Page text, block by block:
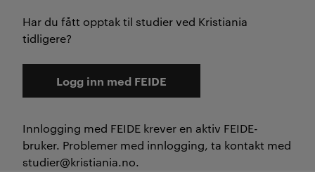
Har du fått opptak til studier ved Kristiania
tidligere?
Logg inn med FEIDE
Innlogging med FEIDE krever en aktiv FEIDE-
bruker. Problemer med innlogging, ta kontakt med
studier@kristiania.no.